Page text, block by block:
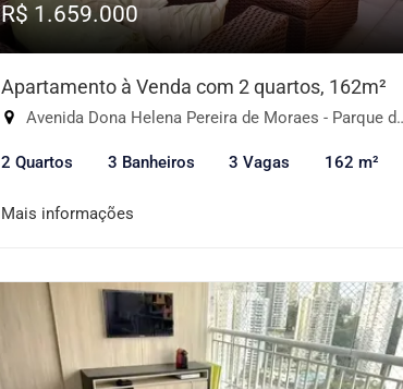
R$ 1.659.000
Apartamento à Venda com 2 quartos, 162m²
Avenida Dona Helena Pereira de Moraes - Parque do Morumbi, São Paulo-SP
2 Quartos 3 Banheiros 3 Vagas 162 m²
Mais informações